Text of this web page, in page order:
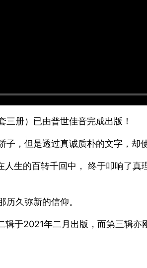
三册）已由普世佳音完成出版！
，但是透过真诚质朴的文字，却
生的百转千回中， 终于叩响了真
久弥新的信仰。
于2021年二月出版，而第三辑亦